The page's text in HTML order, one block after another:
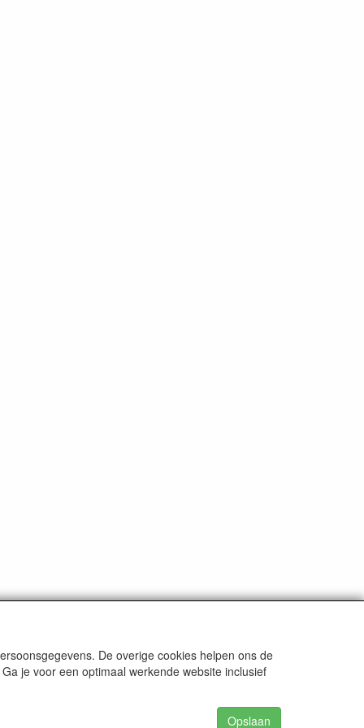
De overige cookies helpen ons de
je voor een optimaal werkende website inclusief
Opslaan